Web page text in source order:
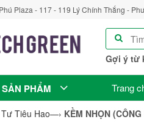
Plaza - 117 - 119 Lý Chính Thắng -
Gợi ý từ
PHẨM Trang
Tiêu Hao—› KỀM NHỌN